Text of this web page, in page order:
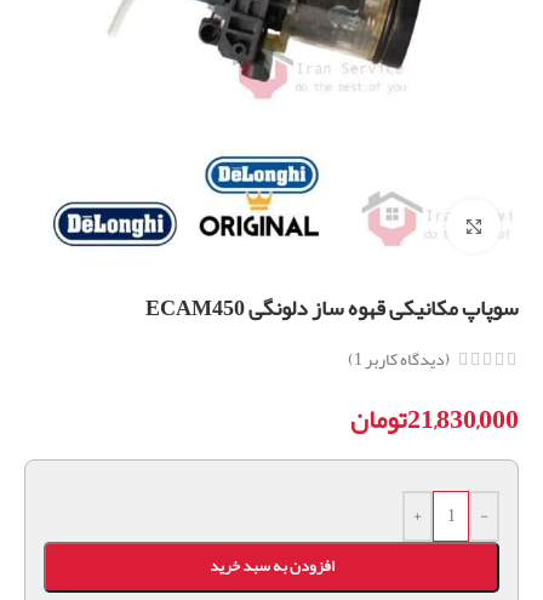
برای بزرگنمایی کلیک کنید
سوپاپ مکانیکی قهوه ساز دلونگی ECAM450
(دیدگاه کاربر1
)
21,830,000تومان
-
+
افزودن به سبد خرید